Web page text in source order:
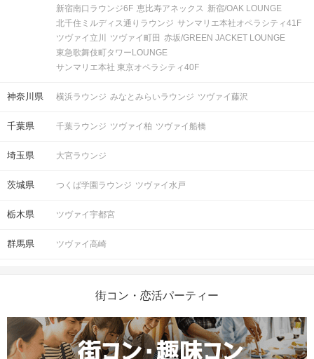
新宿南口ラウンジ6F 恵比寿アネックス 新宿/OAK LOUNGE
北千住ミルディス通りラウンジ サンマリエ本社オペラシティ41F
ツヴァイ立川
ツヴァイ町田 赤坂/GREEN JACKET LOUNGE
東急歌舞伎町タワーLOUNGE
サンマリエ本社 東京オペラシティ40F
神奈川県 横浜ラウンジ みなとみらいラウンジ ツヴァイ藤沢
千葉県 千葉ラウンジ ツヴァイ柏 ツヴァイ船橋
埼玉県 大宮ラウンジ
茨城県 つくば学園ラウンジ ツヴァイ水戸
栃木県 ツヴァイ宇都宮
群馬県 ツヴァイ高崎
街コン・恋活パーティー